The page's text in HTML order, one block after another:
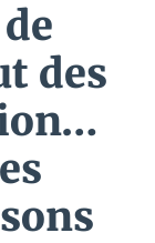
des